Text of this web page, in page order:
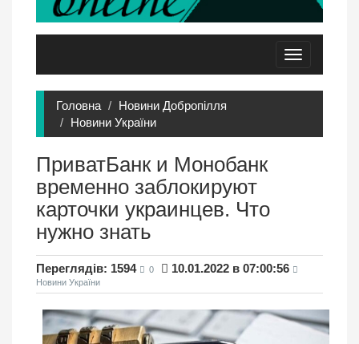
Toggle
navigation
Головна
Новини Добропілля
Новини України
ПриватБанк и Монобанк
временно заблокируют
карточки украинцев. Что
нужно знать
Переглядів: 1594 0 10.01.2022 в 07:00:56
Новини України